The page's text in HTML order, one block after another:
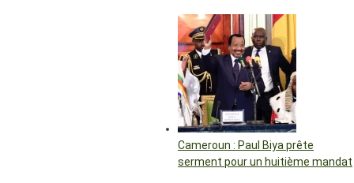
Cameroun : Paul Biya prête
serment pour un huitième mandat